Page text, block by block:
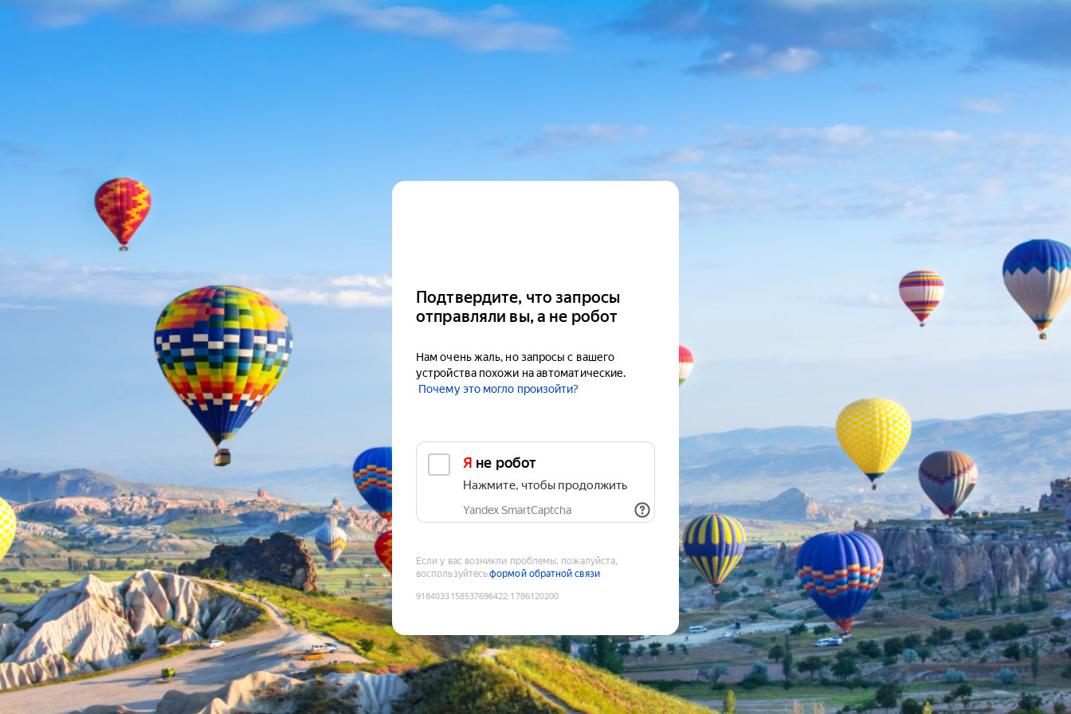
Подтвердите, что запросы
отправляли вы, а не робот
Нам очень жаль, но запросы с вашего
устройства похожи на автоматические.
Почему это могло произойти?
Я не робот
Нажмите, чтобы продолжить
Yandex SmartCaptcha
Если у вас возникли проблемы, пожалуйста,
воспользуйтесьформой обратной связи
9184033158537696422:1786120200